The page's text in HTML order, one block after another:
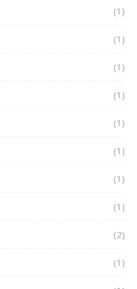
(1)
(1)
(1)
(1)
(1)
(1)
(1)
(1)
(2)
(1)